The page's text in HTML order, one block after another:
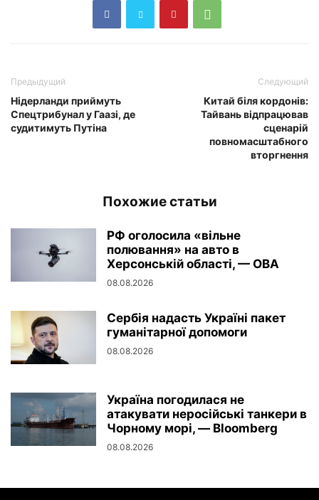
Предыдущий
Нідерланди приймуть
Спецтрибунал у Гаазі, де
судитимуть Путіна
Следующий
Китай біля кордонів:
Тайвань відпрацював
сценарій
повномасштабного
вторгнення
Похожие статьи
РФ оголосила «вільне
полювання» на авто в
Херсонській області, — ОВА
08.08.2026
Сербія надасть Україні пакет
гуманітарної допомоги
08.08.2026
Україна погодилася не
атакувати неросійські танкери в
Чорному морі, — Bloomberg
08.08.2026